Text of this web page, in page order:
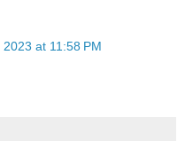
at 11:58 PM